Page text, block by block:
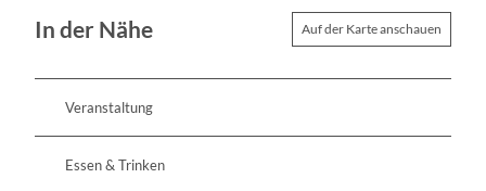
In der Nähe Auf der Karte anschauen
Veranstaltung
Essen & Trinken